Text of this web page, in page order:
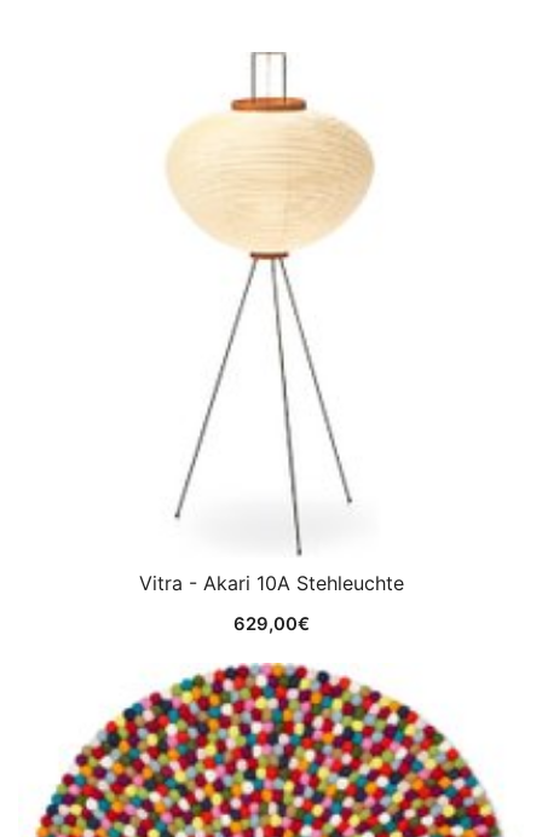
Vitra - Akari 10A Stehleuchte
629,00€